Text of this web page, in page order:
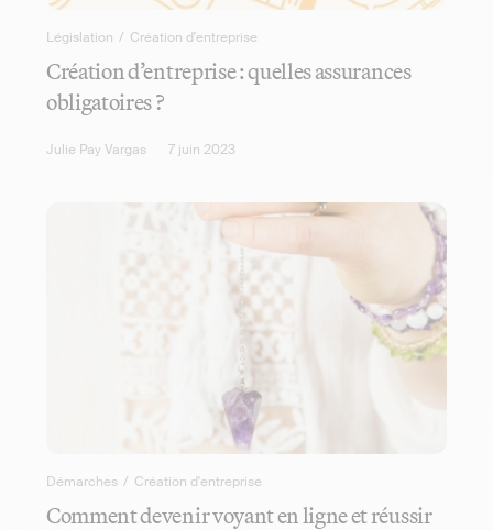
Législation / Création d'entreprise
Création d’entreprise : quelles assurances
obligatoires ?
Julie Pay Vargas 7 juin 2023
Démarches / Création d'entreprise
Comment devenir voyant en ligne et réussir